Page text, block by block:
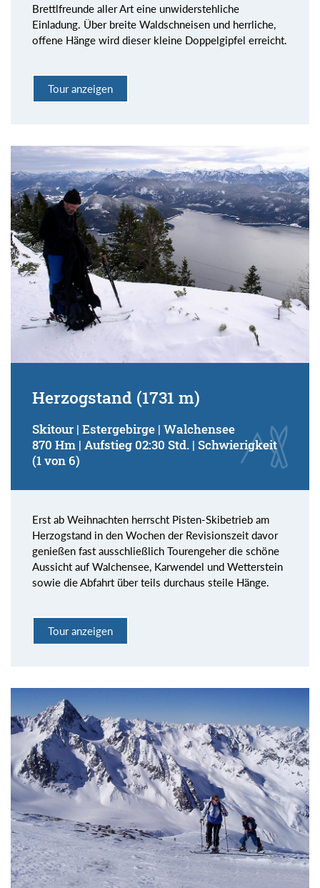
Brettlfreunde aller Art eine unwiderstehliche
Einladung. Über breite Waldschneisen und herrliche,
offene Hänge wird dieser kleine Doppelgipfel erreicht.
Tour anzeigen
Herzogstand (1731 m)
Skitour | Estergebirge | Walchensee
870 Hm | Aufstieg 02:30 Std. | Schwierigkeit
(1 von 6)
Erst ab Weihnachten herrscht Pisten-Skibetrieb am
Herzogstand in den Wochen der Revisionszeit davor
genießen fast ausschließlich Tourengeher die schöne
Aussicht auf Walchensee, Karwendel und Wetterstein
sowie die Abfahrt über teils durchaus steile Hänge.
Tour anzeigen